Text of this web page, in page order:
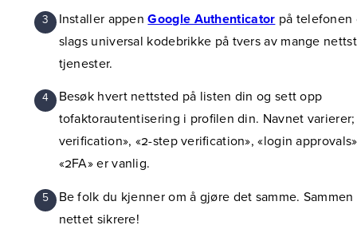
Installer appenGoogle Authenticator på telefonen
slags universal kodebrikke på tvers av mange
tjenester.
Besøk hvert nettsted på listen din og sett opp
tofaktorautentisering i profilen din. Navnet
verification», «2-step verification», «login
«2FA» er vanlig.
Be folk du kjenner om å gjøre det samme.
nettet sikrere!